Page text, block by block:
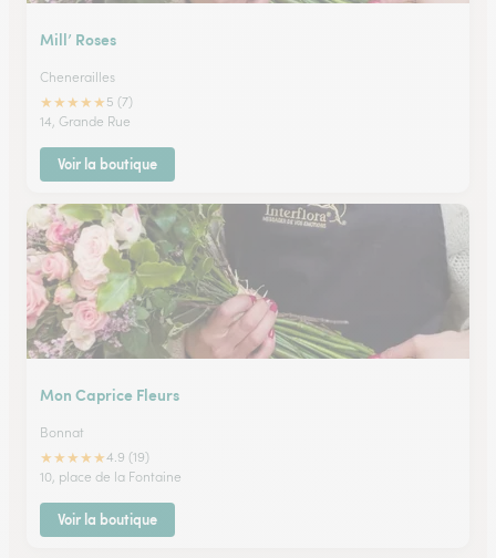
Mill’ Roses
Chenerailles
★★★★★ 5 (7)
14, Grande Rue
Voir la boutique
Mon Caprice Fleurs
Bonnat
★★★★★4.9 (19)
10, place de la Fontaine
Voir la boutique